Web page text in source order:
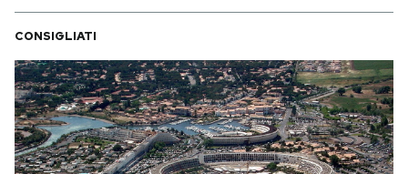
CONSIGLIATI